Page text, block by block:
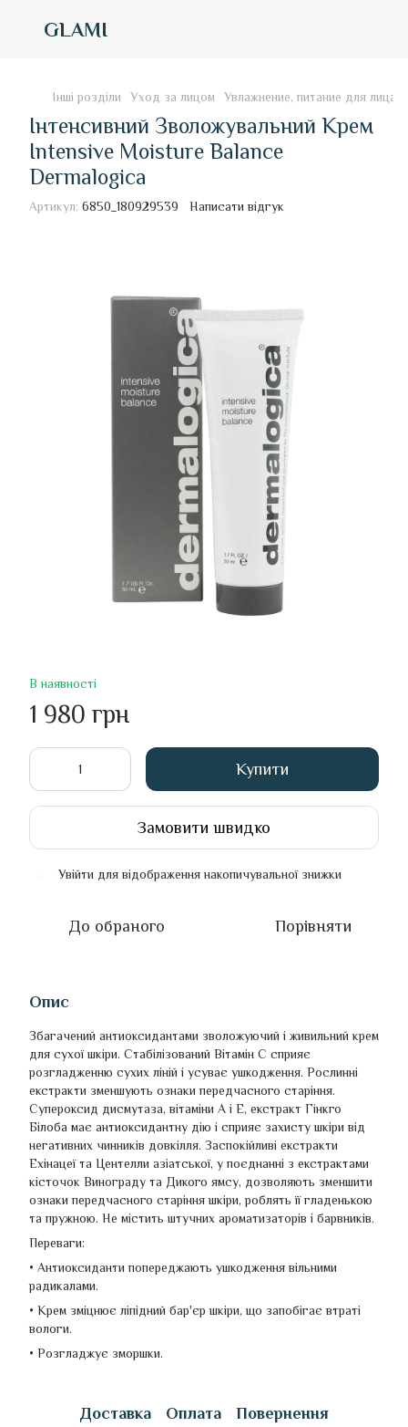
GLAMI
Інші розділи Уход за лицом Увлажнение, питание для лица
Інтенсивний Зволожувальний Крем
Intensive Moisture Balance
Dermalogica
Артикул: 6850_180929539 Написати відгук
В наявності
1 980 грн
Купити
Замовити швидко
Увійти для відображення накопичувальної знижки
До обраного Порівняти
Опис
Збагачений антиоксидантами зволожуючий і живильний крем
для сухої шкіри. Стабілізований Вітамін С сприяє
розгладженню сухих ліній і усуває ушкодження. Рослинні
екстракти зменшують ознаки передчасного старіння.
Супероксид дисмутаза, вітаміни А і Е, екстракт Гінкго
Білоба має антиоксидантну дію і сприяє захисту шкіри від
негативних чинників довкілля. Заспокійливі екстракти
Ехінацеї та Центелли азіатської, у поєднанні з екстрактами
кісточок Винограду та Дикого ямсу, дозволяють зменшити
ознаки передчасного старіння шкіри, роблять її гладенькою
та пружною. Не містить штучних ароматизаторів і барвників.
Переваги:
• Антиоксиданти попереджають ушкодження вільними
радикалами.
• Крем зміцнює ліпідний бар'єр шкіри, що запобігає втраті
вологи.
• Розгладжує зморшки.
Доставка Оплата Повернення